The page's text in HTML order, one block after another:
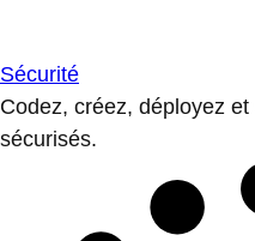
Sécurité
Codez, créez, déployez
sécurisés.